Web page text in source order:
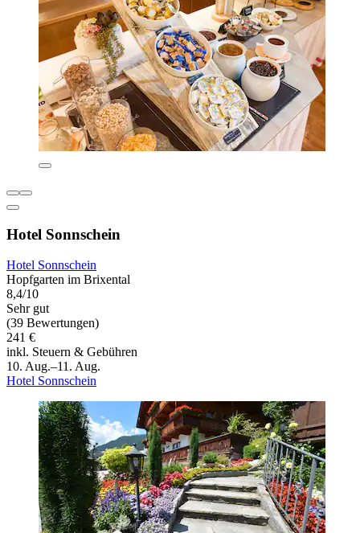
Hotel Sonnschein
Hotel Sonnschein
Hopfgarten im Brixental
8,4/10
Sehr gut
(39 Bewertungen)
241 €
inkl. Steuern & Gebühren
10. Aug.–11. Aug.
Hotel Sonnschein